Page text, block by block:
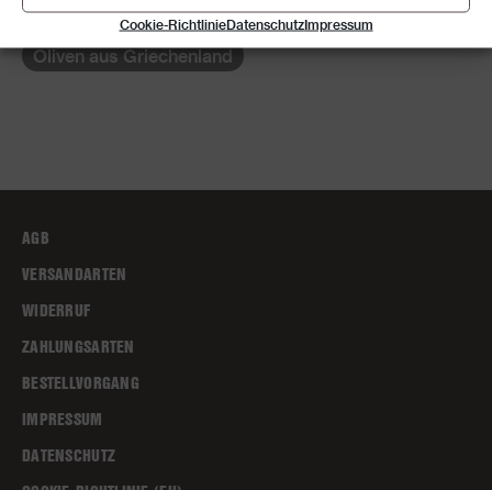
Cookie-RichtlinieDatenschutzImpressum
Nussmus
Oliven aus Griechenland
AGB
VERSANDARTEN
WIDERRUF
ZAHLUNGSARTEN
BESTELLVORGANG
IMPRESSUM
DATENSCHUTZ